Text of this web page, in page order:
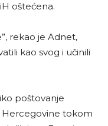
oštećena.
rekao je Adnet,
kao svog i učinili
poštovanje
Hercegovine tokom